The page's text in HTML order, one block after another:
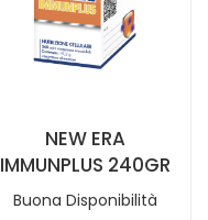
NEW ERA
IMMUNPLUS 240GR
Buona Disponibilità